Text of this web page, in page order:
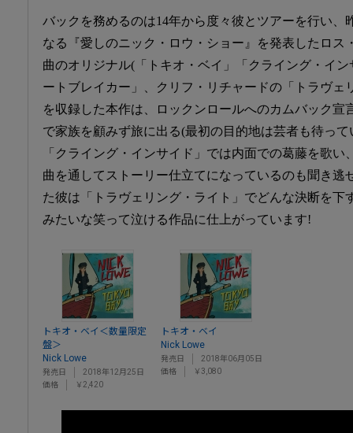
バックを務めるのは14年から度々彼とツアーを行い、
なる『愛しのニック・ロウ・ショー』を発表したロス
曲のオリジナル(「トキオ・ベイ」「クライング・イ
ートブレイカー」、クリフ・リチャードの「トラヴェ
を収録した本作は、ロックンロールへのカムバック宣
で家族を顧みず旅に出る(最初の目的地は芸者も待っ
「クライング・インサイド」では内面での葛藤を歌
曲を通してストーリー仕立てになっているのも聞き逃
た彼は「トラヴェリング・ライト」でどんな決断を下
みたいな笑って泣ける作品に仕上がっています!
トキオ・ベイ＜数量限定
盤＞
Nick Lowe
発売日
2018年12月25日
価格
￥2,420
トキオ・ベイ
Nick Lowe
発売日
2018年06月05日
価格
￥3,080